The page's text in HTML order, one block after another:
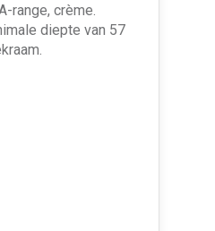
range, crème.
diepte van 57